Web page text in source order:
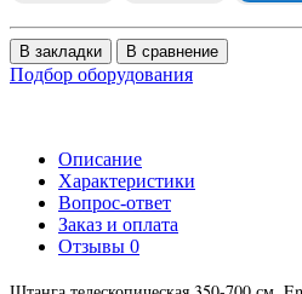
В закладки В сравнение
Подбор оборудования
Описание
Характеристики
Вопрос-ответ
Заказ и оплата
Отзывы 0